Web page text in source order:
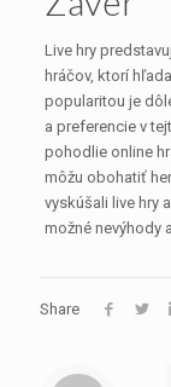
Live hry
hráčov, ktorí
popularitou je
a preferencie v
pohodlie online
môžu obohatiť
vyskúšali live hry
možné nevýhody
Share